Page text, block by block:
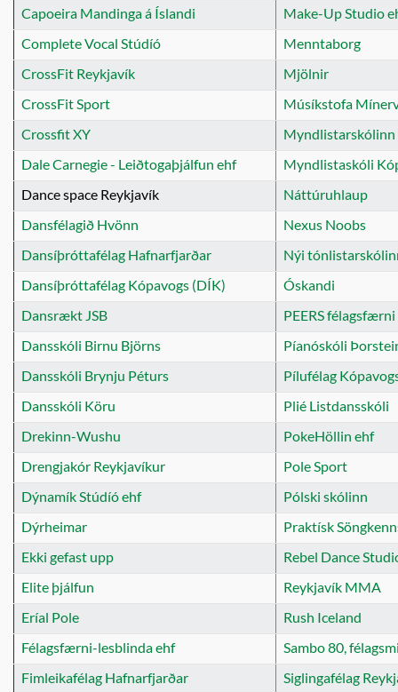
Capoeira Mandinga á Íslandi
Make-Up Studio
Complete Vocal Stúdíó
Menntaborg
CrossFit Reykjavík
Mjölnir
CrossFit Sport
Músíkstofa
Crossfit XY
Myndlistarskólinn
Dale Carnegie - Leiðtogaþjálfun ehf
Myndlistaskóli
Dance space Reykjavík
Náttúruhlaup
Dansfélagið Hvönn
Nexus Noobs
Dansíþróttafélag Hafnarfjarðar
Nýi
Dansíþróttafélag Kópavogs (DÍK)
Óskandi
Dansrækt JSB
PEERS félagsfærni
Dansskóli Birnu Björns
Píanóskóli
Dansskóli Brynju Péturs
Pílufélag
Dansskóli Köru
Plié Listdansskóli
Drekinn-Wushu
PokeHöllin ehf
Drengjakór Reykjavíkur
Pole Sport
Dýnamík Stúdíó ehf
Pólski skólinn
Dýrheimar
Praktísk
Ekki gefast upp
Rebel Dance
Elite þjálfun
Reykjavík MMA
Eríal Pole
Rush Iceland
Félagsfærni-lesblinda ehf
Sambo 80,
Fimleikafélag Hafnarfjarðar
Siglingafélag